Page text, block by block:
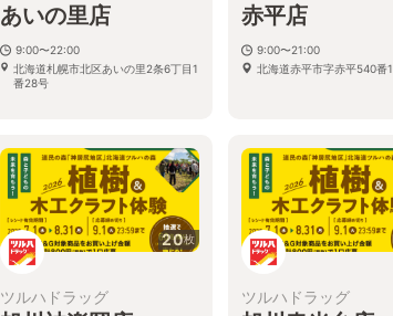
あいの里店
9:00〜22:00
北海道札幌市北区あいの里2条6丁目1
番28号
赤平店
9:00〜21:00
北海道赤平市字赤平540番1
20枚
ツルハドラッグ ツルハドラッグ